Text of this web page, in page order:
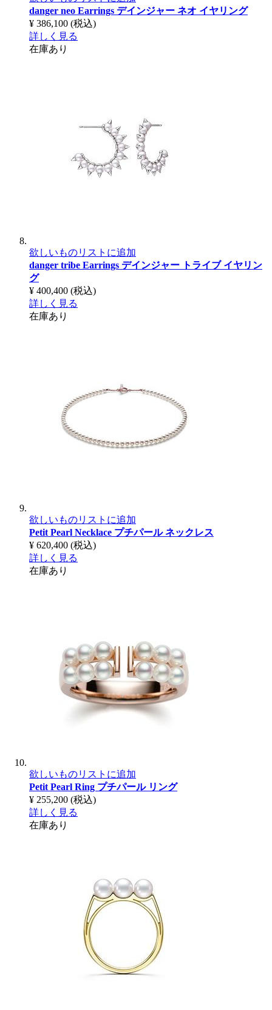
danger neo Earrings デインジャー ネオ イヤリング
¥ 386,100 (税込)
詳しく見る
在庫あり
欲しいものリストに追加
danger tribe Earrings デインジャー トライブ イヤリン
グ
¥ 400,400 (税込)
詳しく見る
在庫あり
欲しいものリストに追加
Petit Pearl Necklace プチパール ネックレス
¥ 620,400 (税込)
詳しく見る
在庫あり
欲しいものリストに追加
Petit Pearl Ring プチパール リング
¥ 255,200 (税込)
詳しく見る
在庫あり